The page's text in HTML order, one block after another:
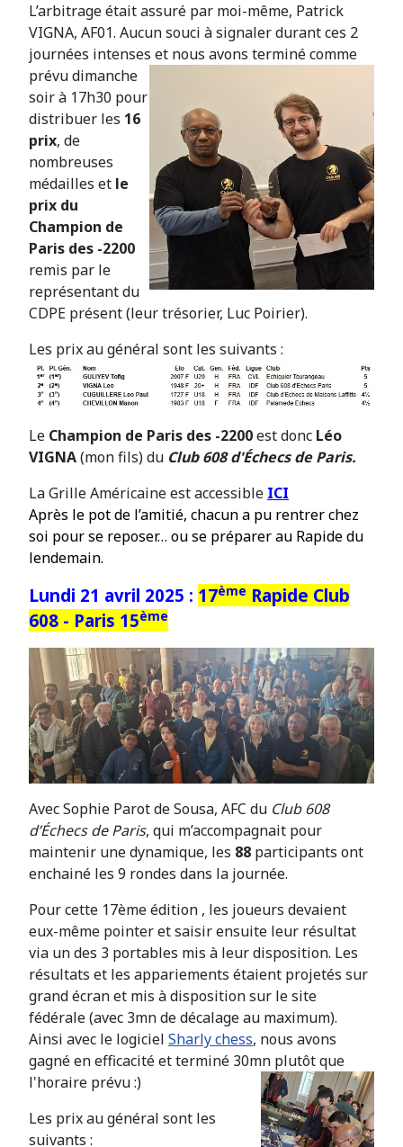
L’arbitrage était assuré par moi-même, Patrick
VIGNA, AF01. Aucun souci à signaler durant ces 2
journées intenses et nous avons terminé comme
prévu dimanche
soir à 17h30 pour
distribuer les 16
prix, de
nombreuses
médailles et le
prix du
Champion de
Paris des -2200
remis par le
représentant du
CDPE présent (leur trésorier, Luc Poirier).
Les prix au général sont les suivants :
Le Champion de Paris des -2200est donc Léo
VIGNA(mon fils) du Club 608 d'Échecs de Paris.
La Grille Américaine est accessible ICI
Après le pot de l’amitié, chacun a pu rentrer chez
soi pour se reposer… ou se préparer au Rapide du
lendemain.
Lundi 21 avril 2025 : 17ème Rapide Club
608 - Paris 15ème
Avec Sophie Parot de Sousa, AFC du Club 608
d’Échecs de Paris, qui m’accompagnait pour
maintenir une dynamique, les 88 participants ont
enchainé les 9 rondes dans la journée.
Pour cette 17ème édition , les joueurs devaient
eux-même pointer et saisir ensuite leur résultat
via un des 3 portables mis à leur disposition. Les
résultats et les appariements étaient projetés sur
grand écran et mis à disposition sur le site
fédérale (avec 3mn de décalage au maximum).
Ainsi avec le logiciel Sharly chess, nous avons
gagné en efficacité et terminé 30mn plutôt que
l'horaire prévu :)
Les prix au général sont les
suivants :